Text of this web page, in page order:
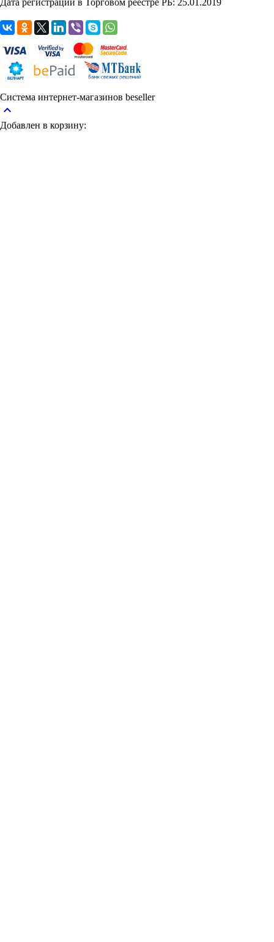
Дата регистрации в Торговом реестре РБ: 25.01.2019
Система интернет-магазинов beseller
keyboard_arrow_up
Добавлен в корзину: